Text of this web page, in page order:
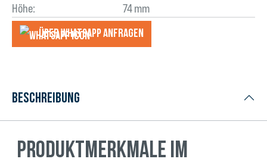
Höhe:
74 mm
Über WhatsApp anfragеn
Beschreibung
Produktmerkmale im